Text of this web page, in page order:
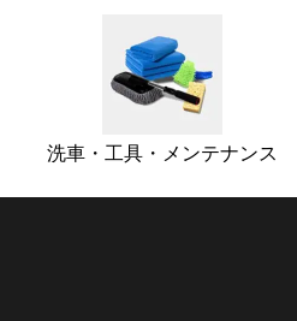
洗車・工具・メンテナンス